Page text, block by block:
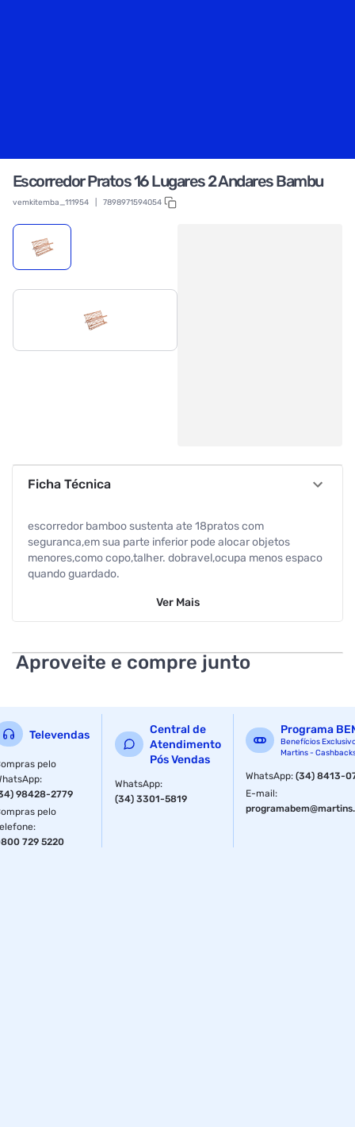
Escorredor Pratos 16 Lugares 2 Andares Bambu
vemkitemba_111954 7898971594054
Ficha Técnica
escorredor bamboo sustenta ate 18pratos com
seguranca,em sua parte inferior pode alocar objetos
menores,como copo,talher. dobravel,ocupa menos espaco
quando guardado.
Ver Mais
Aproveite e compre junto
Televendas
pelo
:
98428-2779
pelo
:
729 5220
Central de
Atendimento
Pós Vendas
WhatsApp:
(34) 3301-5819
Programa
Benefícios
Martins -
WhatsApp:(34) 8413-
E-mail: